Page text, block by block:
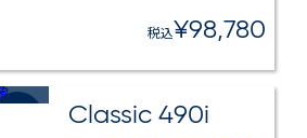
税込¥98,780
Classic 490i